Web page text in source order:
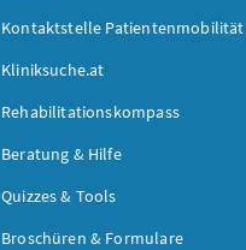
Kontaktstelle Patientenmobilität
Kliniksuche.at
Rehabilitationskompass
Beratung & Hilfe
Quizzes & Tools
Broschüren & Formulare